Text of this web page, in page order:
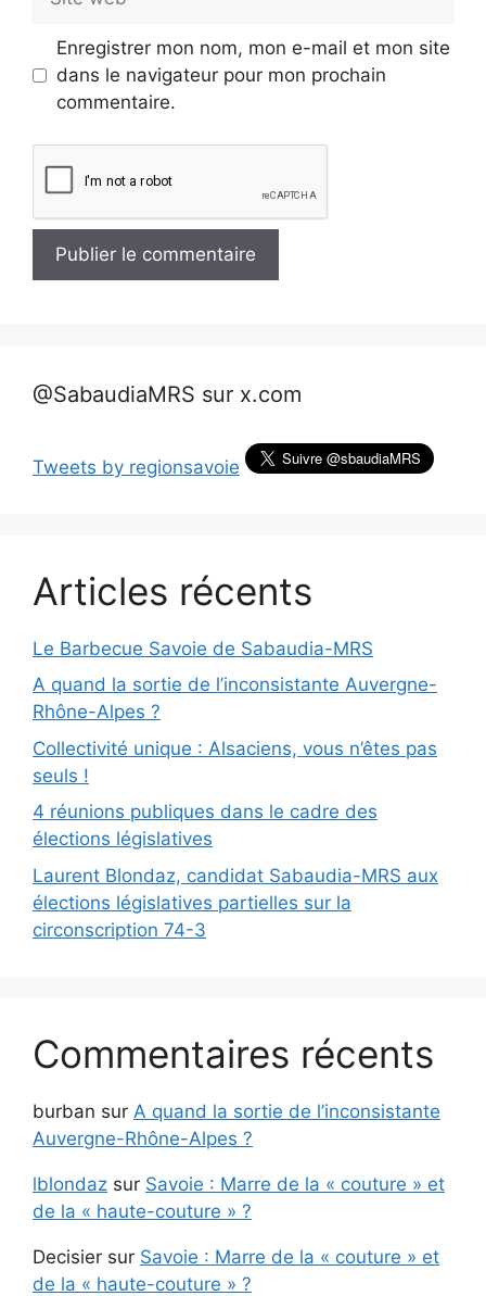
web
Enregistrer mon nom, mon e-mail et mon site
dans le navigateur pour mon prochain
commentaire.
@SabaudiaMRS sur x.com
Tweets by regionsavoie
Articles récents
Le Barbecue Savoie de Sabaudia-MRS
A quand la sortie de l’inconsistante Auvergne-
Rhône-Alpes ?
Collectivité unique : Alsaciens, vous n’êtes pas
seuls !
4 réunions publiques dans le cadre des
élections législatives
Laurent Blondaz, candidat Sabaudia-MRS aux
élections législatives partielles sur la
circonscription 74-3
Commentaires récents
burban sur A quand la sortie de l’inconsistante
Auvergne-Rhône-Alpes ?
lblondaz sur Savoie : Marre de la « couture » et
de la « haute-couture » ?
Decisier sur Savoie : Marre de la « couture » et
de la « haute-couture » ?